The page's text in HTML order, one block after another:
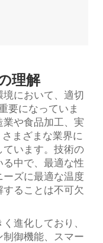
理解
において、適切
要になっていま
や食品加工、実
まざまな業界に
います。技術の
中で、最適な性
ズに最適な温度
ることは不可欠
進化しており、
御機能、スマー